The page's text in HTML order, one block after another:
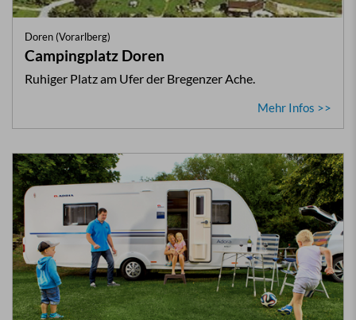
Doren (Vorarlberg)
Campingplatz Doren
Ruhiger Platz am Ufer der Bregenzer Ache.
Mehr Infos >>